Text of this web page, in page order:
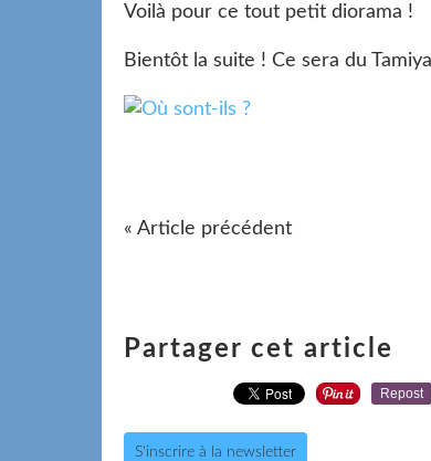
Voilà pour ce tout petit diorama !
Bientôt la suite ! Ce sera du
« Article précédent
Partager cet article
Repost
S'inscrire à la newsletter